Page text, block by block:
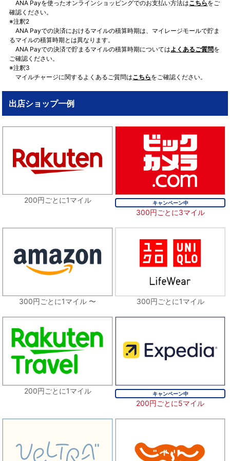
ANA Payを使ったオンラインショッピングでのお支払い方法はこちらをご
確認ください。
※注釈2
ANA Payでの決済におけるマイルの積算時期は、マイレージモールで貯ま
るマイルの積算時期とは異なります。
ANA Payでの決済で貯まるマイルの積算時期については よくあるご質問を
ご確認ください。
※注釈3
マイルチャージに関するよくあるご質問はこちらをご確認ください。
出店ショップ一例
200円ごとに1マイル キャンペーン中
300円ごとに3マイル
300円ごとに1マイル 〜 300円ごとに1マイル
200円ごとに1マイル キャンペーン中
200円ごとに5マイル